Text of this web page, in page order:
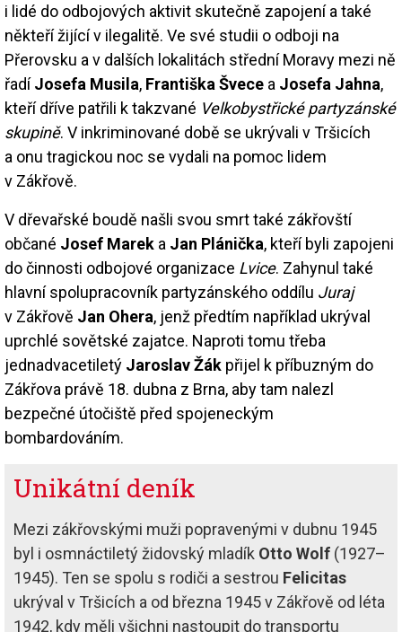
i lidé do odbojových aktivit skutečně zapojení a také
někteří žijící v ilegalitě. Ve své studii o odboji na
Přerovsku a v dalších lokalitách střední Moravy mezi ně
řadíJosefa Musila, Františka Švece a Josefa Jahna,
kteří dříve patřili k takzvané Velkobystřické partyzánské
skupině. V inkriminované době se ukrývali v Tršicích
a onu tragickou noc se vydali na pomoc lidem
v Zákřově.
V dřevařské boudě našli svou smrt také zákřovští
občané Josef Marek a Jan Plánička, kteří byli zapojeni
do činnosti odbojové organizace Lvice. Zahynul také
hlavní spolupracovník partyzánského oddílu Juraj
v Zákřově Jan Ohera, jenž předtím například ukrýval
uprchlé sovětské zajatce. Naproti tomu třeba
jednadvacetiletý Jaroslav Žák přijel k příbuzným do
Zákřova právě 18. dubna z Brna, aby tam nalezl
bezpečné útočiště před spojeneckým
bombardováním.
Unikátní deník
Mezi zákřovskými muži popravenými v dubnu 1945
byl i osmnáctiletý židovský mladík Otto Wolf (1927–
1945). Ten se spolu s rodiči a sestrou Felicitas
ukrýval v Tršicích a od března 1945 v Zákřově od léta
1942, kdy měli všichni nastoupit do transportu